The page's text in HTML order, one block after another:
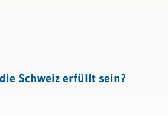
Schweiz erfüllt sein?